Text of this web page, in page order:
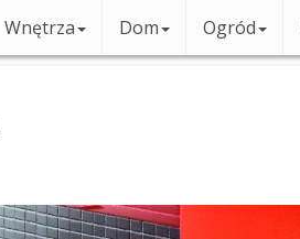
Wnętrza Dom Ogród